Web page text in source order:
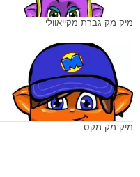
מיק מק גברת מקייאוולי
מיק מק מקס